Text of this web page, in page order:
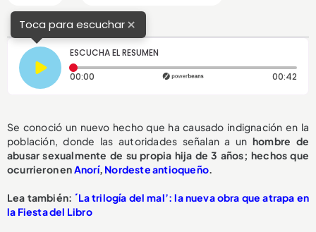
Toca para escuchar×
ESCUCHA EL RESUMEN
00:00 Tiempo transcurrido: 0 segundos 00:42
Se conoció un nuevo hecho que ha causado indignación en la
población, donde las autoridades señalan a un hombre de
abusar sexualmente de su propia hija de 3 años; hechos que
ocurrieron enAnorí, Nordeste antioqueño.
Lea también: ´La trilogía del mal’: la nueva obra que atrapa en
la Fiesta del Libro